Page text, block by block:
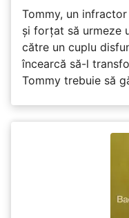
Tommy, un
și forțat să urmeze
către un cuplu
încearcă să-l
Tommy trebuie să